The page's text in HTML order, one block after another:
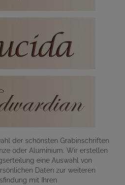
der schönsten Grabinschriften
oder Aluminium. Wir erstellen
eine Auswahl von
Daten zur weiteren
mit Ihren